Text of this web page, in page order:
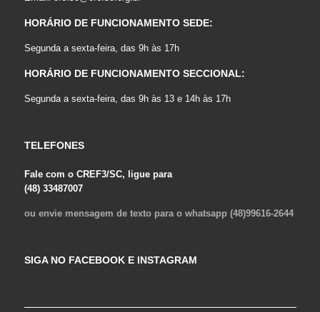
HORÁRIO DE FUNCIONAMENTO SEDE:
Segunda a sexta-feira, das 9h às 17h
HORÁRIO DE FUNCIONAMENTO SECCIONAL:
Segunda a sexta-feira, das 9h às 13 e 14h às 17h
TELEFONES
Fale com o CREF3/SC, ligue para
(48) 33487007
ou envie mensagem de texto para o whatsapp (48)99616-2644
SIGA NO FACEBOOK E INSTAGRAM